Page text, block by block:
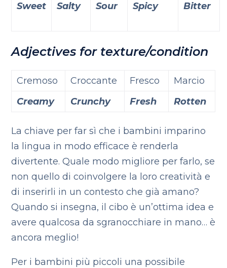
Sweet Salty Sour Spicy Bitter
Adjectives for texture/condition
Cremoso Croccante Fresco
Marcio
Creamy
Crunchy Fresh Rotten
La chiave per far sì che i bambini imparino
la lingua in modo efficace è renderla
divertente. Quale modo migliore per farlo, se
non quello di coinvolgere la loro creatività e
di inserirli in un contesto che già amano?
Quando si insegna, il cibo è un’ottima idea e
avere qualcosa da sgranocchiare in mano… è
ancora meglio!
Per i bambini più piccoli una possibile